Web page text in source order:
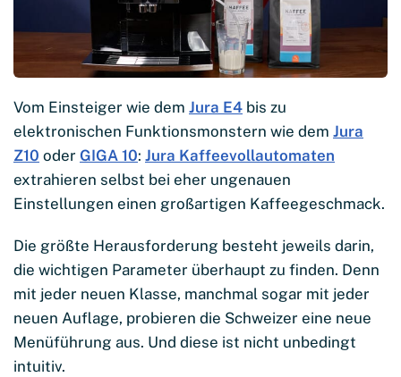
Vom Einsteiger wie dem Jura E4 bis zu
elektronischen Funktionsmonstern wie dem Jura
Z10 oder GIGA 10: Jura Kaffeevollautomaten
extrahieren selbst bei eher ungenauen
Einstellungen einen großartigen Kaffeegeschmack.
Die größte Herausforderung besteht jeweils darin,
die wichtigen Parameter überhaupt zu finden. Denn
mit jeder neuen Klasse, manchmal sogar mit jeder
neuen Auflage, probieren die Schweizer eine neue
Menüführung aus. Und diese ist nicht unbedingt
intuitiv.